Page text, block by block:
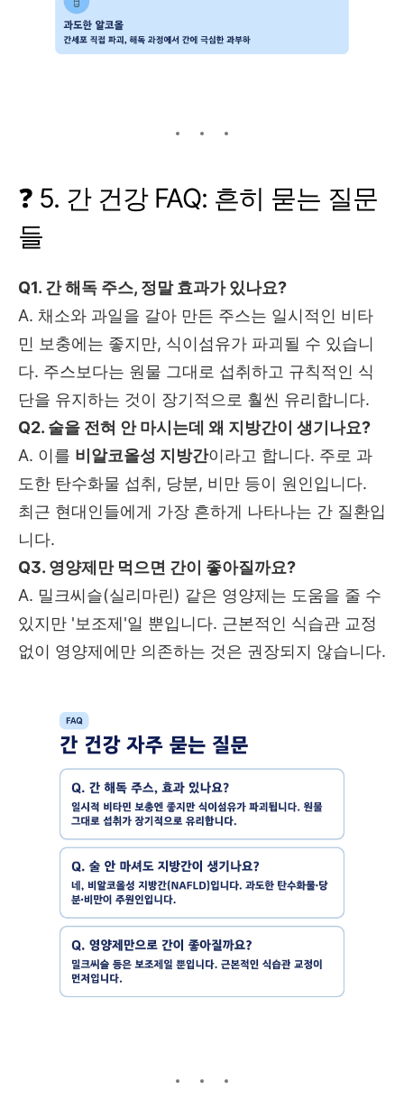
❓ 5. 간 건강 FAQ: 흔히 묻는 질문
들
Q1. 간 해독 주스, 정말 효과가 있나요?
A. 채소와 과일을 갈아 만든 주스는 일시적인 비타
민 보충에는 좋지만, 식이섬유가 파괴될 수 있습니
다. 주스보다는 원물 그대로 섭취하고 규칙적인 식
단을 유지하는 것이 장기적으로 훨씬 유리합니다.
Q2. 술을 전혀 안 마시는데 왜 지방간이 생기나요?
A. 이를 비알코올성 지방간이라고 합니다. 주로 과
도한 탄수화물 섭취, 당분, 비만 등이 원인입니다.
최근 현대인들에게 가장 흔하게 나타나는 간 질환입
니다.
Q3. 영양제만 먹으면 간이 좋아질까요?
A. 밀크씨슬(실리마린) 같은 영양제는 도움을 줄 수
있지만 '보조제'일 뿐입니다. 근본적인 식습관 교정
없이 영양제에만 의존하는 것은 권장되지 않습니다.